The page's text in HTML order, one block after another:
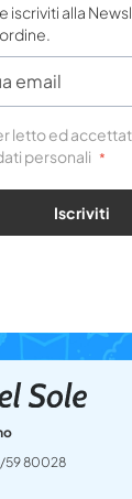
59 80028
iscriviti alla
letto ed
personali
Iscriviti